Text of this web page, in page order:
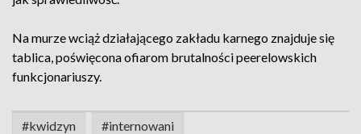
Na murze wciąż działającego zakładu karnego znajduje się
tablica, poświęcona ofiarom brutalności peerelowskich
funkcjonariuszy.
#kwidzyn #internowani